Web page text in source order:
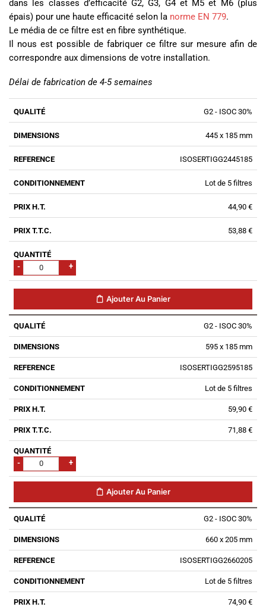
dans les classes d’efficacité G2, G3, G4 et M5 et M6 (plus
épais) pour une haute efficacité selon la norme EN 779.
Le média de ce filtre est en fibre synthétique.
Il nous est possible de fabriquer ce filtre sur mesure afin de
correspondre aux dimensions de votre installation.
Délai de fabrication de 4-5 semaines
G2 - ISOC 30%
445 x 185 mm
ISOSERTIGG2445185
Lot de 5 filtres
44,90 €
53,88 €
- +
Ajouter Au Panier
G2 - ISOC 30%
595 x 185 mm
ISOSERTIGG2595185
Lot de 5 filtres
59,90 €
71,88 €
- +
Ajouter Au Panier
G2 - ISOC 30%
660 x 205 mm
ISOSERTIGG2660205
Lot de 5 filtres
74,90 €